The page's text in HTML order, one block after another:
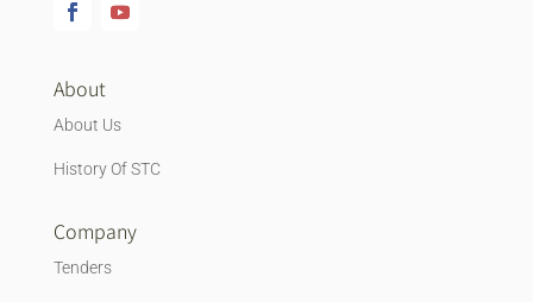
About
About Us
History Of STC
Company
Tenders